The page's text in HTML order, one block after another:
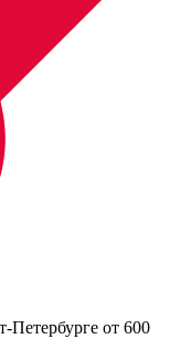
Петербурге от 600